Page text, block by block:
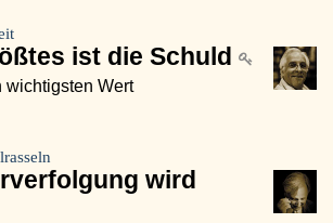
ist die Schuld
wichtigsten Wert
wird